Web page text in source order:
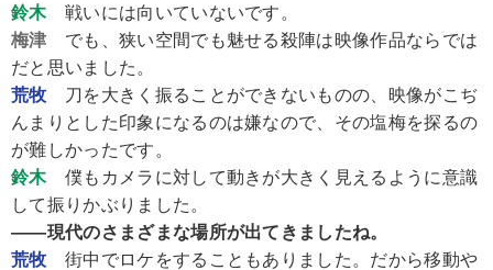
鈴木戦いには向いていないです。
梅津 でも、狭い空間でも魅せる殺陣は映像作品ならでは
だと思いました。
荒牧刀を大きく振ることができないものの、映像がこぢ
んまりとした印象になるのは嫌なので、その塩梅を探るの
が難しかったです。
鈴木僕もカメラに対して動きが大きく見えるように意識
して振りかぶりました。
――現代のさまざまな場所が出てきましたね。
荒牧街中でロケをすることもありました。だから移動や